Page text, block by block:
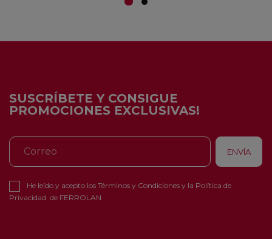
SUSCRÍBETE Y CONSIGUE
PROMOCIONES EXCLUSIVAS!
He leído y acepto los Términos y Condiciones y la Política de
Privacidad de FERROLAN